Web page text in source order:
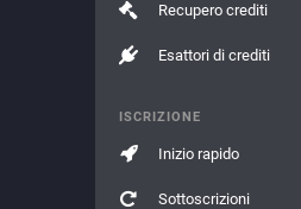
Recupero crediti
Esattori di crediti
ISCRIZIONE
Inizio rapido
Sottoscrizioni